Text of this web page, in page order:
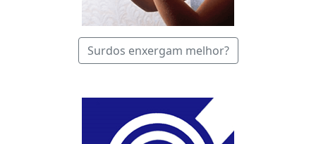
Surdos enxergam melhor?